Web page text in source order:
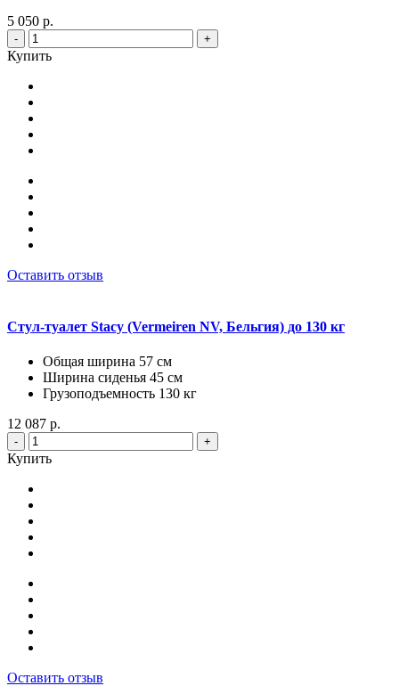
5 050 р.
- +
Купить
Оставить отзыв
Стул-туалет Stacy (Vermeiren NV, Бельгия) до 130 кг
Общая ширина 57 см
Ширина сиденья 45 см
Грузоподъемность 130 кг
12 087 р.
- +
Купить
Оставить отзыв